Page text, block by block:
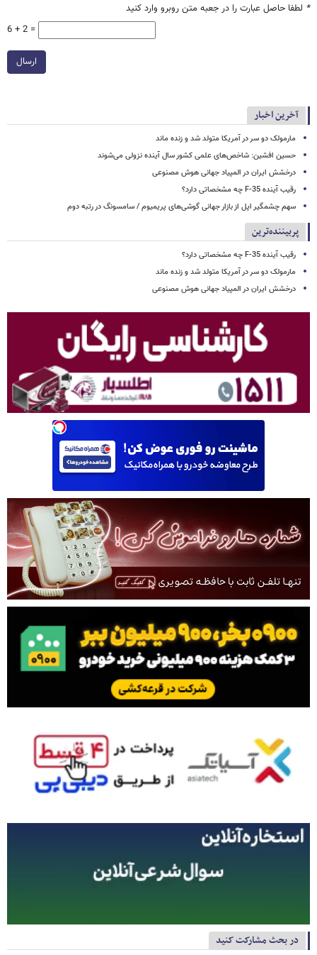
* لطفا حاصل عبارت را در جعبه متن روبرو وارد کنید
6 + 2 =
ارسال
آخرین اخبار
مارمولک دو سر در آمریکا متولد شد و زنده ماند
حسین افشین: شاخص‌های علمی کشور سال آینده نزولی می‌شوند
درخشش ایران در المپیاد جهانی هوش مصنوعی
رقیب آینده F-35 چه مشخصاتی دارد؟
سهم چشمگیر اپل از بازار جهانی گوشی‌های پریمیوم / سامسونگ در رتبه دوم
پربیننده‌ترین
رقیب آینده F-35 چه مشخصاتی دارد؟
مارمولک دو سر در آمریکا متولد شد و زنده ماند
درخشش ایران در المپیاد جهانی هوش مصنوعی
در بحث مشارکت کنید